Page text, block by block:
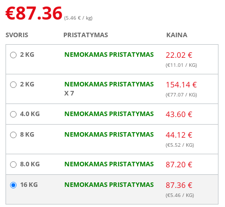
€87.36 (5.46 € / kg)
SVORIS PRISTATYMAS KAINA
2 KG NEMOKAMAS PRISTATYMAS 22.02 €
(€11.01 / KG)
2 KG
NEMOKAMAS PRISTATYMAS
X 7
154.14 €
(€77.07 / KG)
4.0 KG NEMOKAMAS PRISTATYMAS 43.60 €
8 KG NEMOKAMAS PRISTATYMAS 44.12 €
(€5.52 / KG)
8.0 KG NEMOKAMAS PRISTATYMAS 87.20 €
16 KG NEMOKAMAS PRISTATYMAS 87.36 €
(€5.46 / KG)